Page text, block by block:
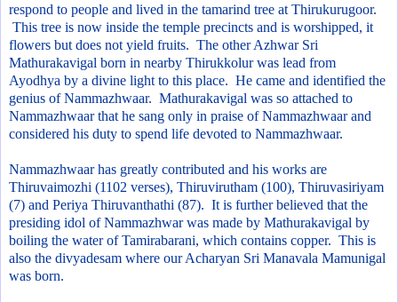
respond to people and lived in the tamarind tree at Thirukurugoor.
This tree is now inside the temple precincts and is worshipped, it
flowers but does not yield fruits. The other Azhwar Sri
Mathurakavigal born in nearby Thirukkolur was lead from
Ayodhya by a divine light to this place. He came and identified the
genius of Nammazhwaar. Mathurakavigal was so attached to
Nammazhwaar that he sang only in praise of Nammazhwaar and
considered his duty to spend life devoted to Nammazhwaar.
Nammazhwaar has greatly contributed and his works are
Thiruvaimozhi (1102 verses), Thiruvirutham (100), Thiruvasiriyam
(7) and Periya Thiruvanthathi (87). It is further believed that the
presiding idol of Nammazhwar was made by Mathurakavigal by
boiling the water of Tamirabarani, which contains copper. This is
also the divyadesam where our Acharyan Sri Manavala Mamunigal
was born.